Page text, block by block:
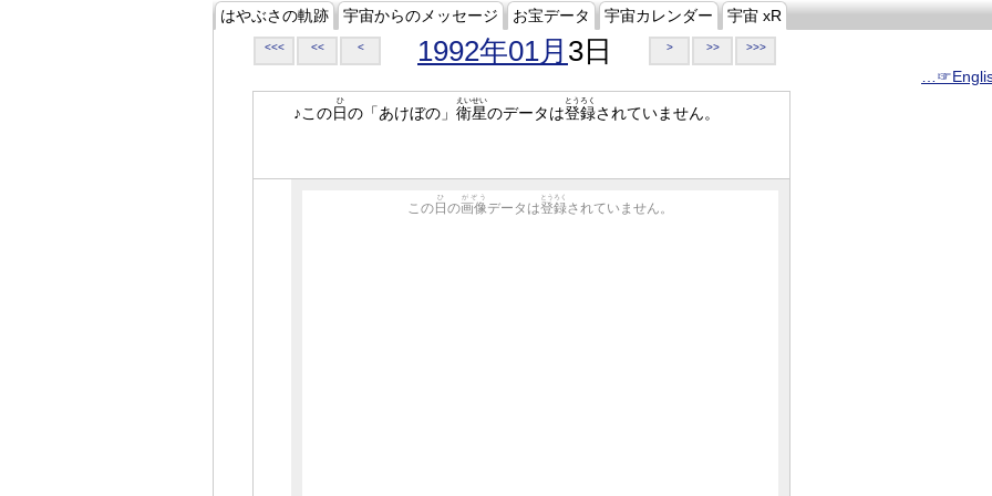
はやぶさの軌跡 宇宙からのメッセージ お宝データ 宇宙カレンダー 宇宙 xR
<<< << < 1992年01月 3日 > >> >>>
♪この日
ひ
の「あけぼの」 衛星
えいせい
のデータは登録
とうろく
されていません。
この 日
ひ
の画像
がぞう
データは登録
とうろく
されていません。